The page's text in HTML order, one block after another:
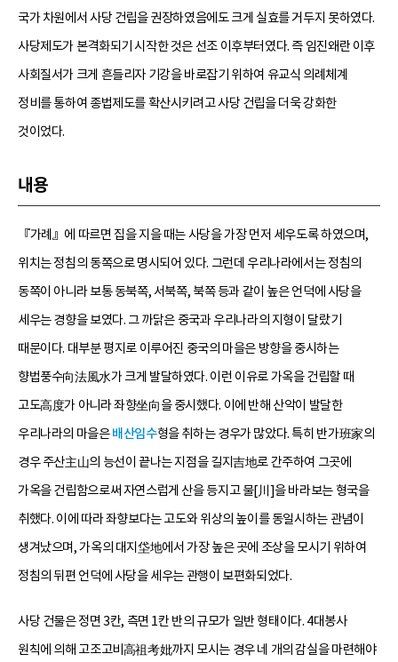
국가 차원에서 사당 건립을 권장하였음에도 크게 실효를 거두지 못하였다.
사당제도가 본격화되기 시작한 것은 선조 이후부터였다. 즉 임진왜란 이후
사회질서가 크게 흔들리자 기강을 바로잡기 위하여 유교식 의례체계
정비를 통하여 종법제도를 확산시키려고 사당 건립을 더욱 강화한
것이었다.
내용
『가례』에 따르면 집을 지을 때는 사당을 가장 먼저 세우도록 하였으며,
위치는 정침의 동쪽으로 명시되어 있다. 그런데 우리나라에서는 정침의
동쪽이 아니라 보통 동북쪽, 서북쪽, 북쪽 등과 같이 높은 언덕에 사당을
세우는 경향을 보였다. 그 까닭은 중국과 우리나라의 지형이 달랐기
때문이다. 대부분 평지로 이루어진 중국의 마을은 방향을 중시하는
향법풍수向法風水가 크게 발달하였다. 이런 이유로 가옥을 건립할 때
고도高度가 아니라 좌향坐向을 중시했다. 이에 반해 산악이 발달한
우리나라의 마을은배산임수형을 취하는 경우가 많았다. 특히 반가班家의
경우 주산主山의 능선이 끝나는 지점을 길지吉地로 간주하여 그곳에
가옥을 건립함으로써 자연스럽게 산을 등지고 물[川]을 바라보는 형국을
취했다. 이에 따라 좌향보다는 고도와 위상의 높이를 동일시하는 관념이
생겨났으며, 가옥의 대지垈地에서 가장 높은 곳에 조상을 모시기 위하여
정침의 뒤편 언덕에 사당을 세우는 관행이 보편화되었다.
사당 건물은 정면 3칸, 측면 1칸 반의 규모가 일반 형태이다. 4대봉사
원칙에 의해 고조고비高祖考妣까지 모시는 경우 네 개의 감실을 마련해야